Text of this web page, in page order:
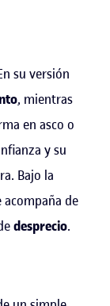
su versión
, mientras
en asco o
y su
Bajo la
acompaña de
desprecio.